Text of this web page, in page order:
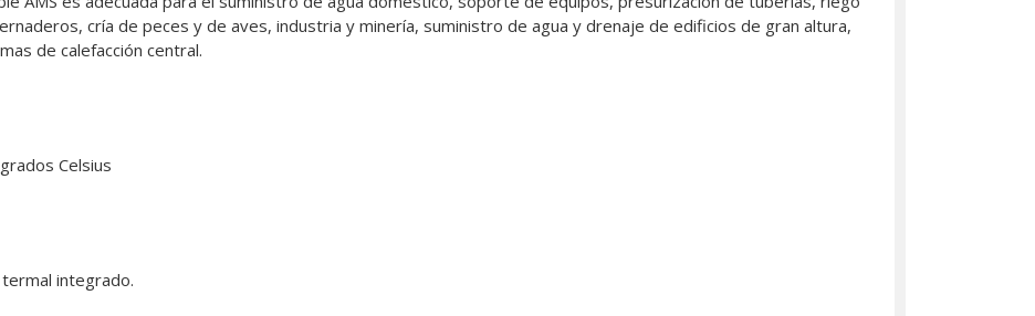
cría de peces y de aves, industria y minería, suministro de agua y drenaje de edificios de gran altura,
de calefacción central.
Celsius
integrado.